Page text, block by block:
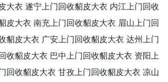
大衣 遂宁上门回收貂皮大衣 内江上门回收
皮大衣 南充上门回收貂皮大衣 眉山上门回
貂皮大衣 广安上门回收貂皮大衣 达州上门
收貂皮大衣 巴中上门回收貂皮大衣 资阳上
回收貂皮大衣 甘孜上门回收貂皮大衣 凉山